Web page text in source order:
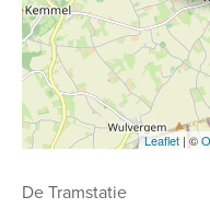
Leaflet | ©
De Tramstatie